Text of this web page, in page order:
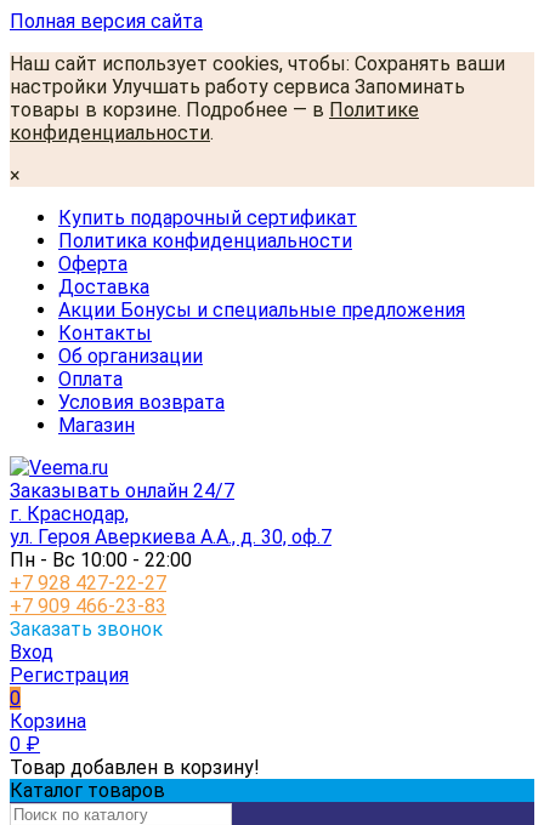
Полная версия сайта
Наш сайт использует cookies, чтобы: Сохранять ваши
настройки Улучшать работу сервиса Запоминать
товары в корзине. Подробнее — в Политике
конфиденциальности.
×
Купить подарочный сертификат
Политика конфиденциальности
Оферта
Доставка
Акции Бонусы и специальные предложения
Контакты
Об организации
Оплата
Условия возврата
Магазин
Заказывать онлайн 24/7
г. Краснодар,
ул. Героя Аверкиева А.А., д. 30, оф.7
Пн - Вс 10:00 - 22:00
+7 928 427-22-27
+7 909 466-23-83
Заказать звонок
Вход
Регистрация
0
Корзина
0 ₽
Товар добавлен в корзину!
Каталог товаров